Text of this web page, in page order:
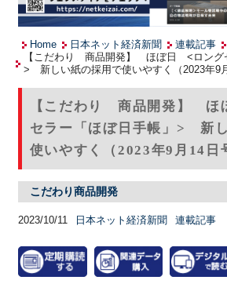
Home 日本ネット経済新聞 連載記事
【こだわり 商品開発】 ほぼ日 <ロング
> 新しい紙の採用で使いやすく（2023年9
【こだわり 商品開発】
セラー「ほぼ日手帳」> 新
使いやすく（2023年9月14日
こだわり商品開発
2023/10/11 日本ネット経済新聞 連載記事